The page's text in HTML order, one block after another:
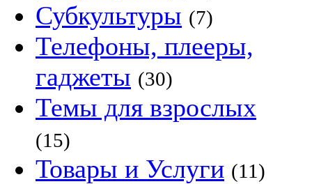
Субкультуры (7)
Телефоны, плееры,
гаджеты (30)
Темы для взрослых
(15)
Товары и Услуги (11)